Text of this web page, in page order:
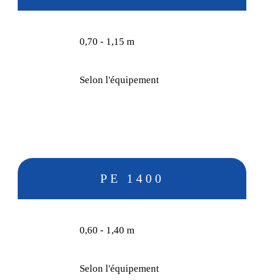
0,70 - 1,15 m
Selon l'équipement
PE 1400
0,60 - 1,40 m
Selon l'équipement